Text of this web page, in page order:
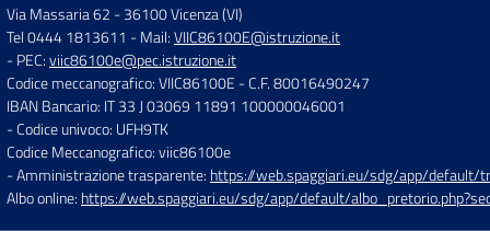
Via Massaria 62 -36100 Vicenza (VI)
Tel 0444 1813611 - Mail:VIIC86100E@istruzione.it
- PEC:viic86100e@pec.istruzione.it
Codice meccanografico: VIIC86100E - C.F. 80016490247
IBAN Bancario: IT 33 J 03069 11891 100000046001
- Codice univoco: UFH9TK
Codice Meccanografico: viic86100e
- Amministrazione trasparente: https://web.spaggiari.eu/sdg/app/default/
Albo online: https://web.spaggiari.eu/sdg/app/default/